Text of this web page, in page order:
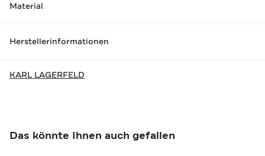
Material
Herstellerinformationen
KARL LAGERFELD
Das könnte Ihnen auch gefallen